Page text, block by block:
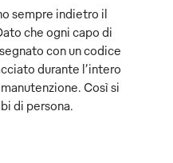
sempre indietro il
che ogni capo di
con un codice
durante l’intero
Così si
di persona.